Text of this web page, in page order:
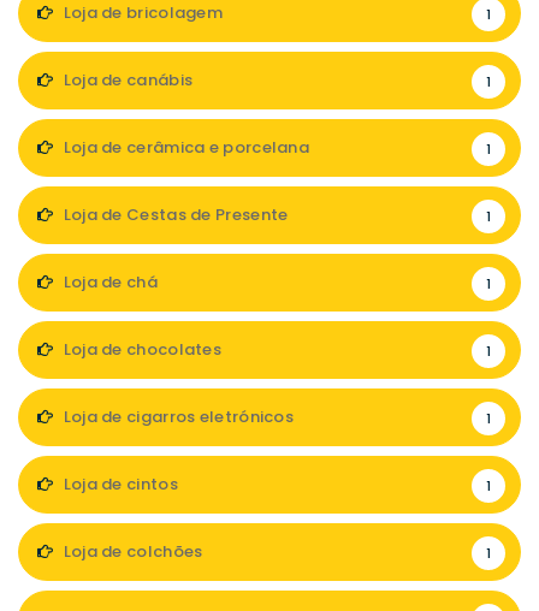
Loja de bricolagem 1
Loja de canábis 1
Loja de cerâmica e porcelana 1
Loja de Cestas de Presente 1
Loja de chá 1
Loja de chocolates 1
Loja de cigarros eletrónicos 1
Loja de cintos 1
Loja de colchões 1